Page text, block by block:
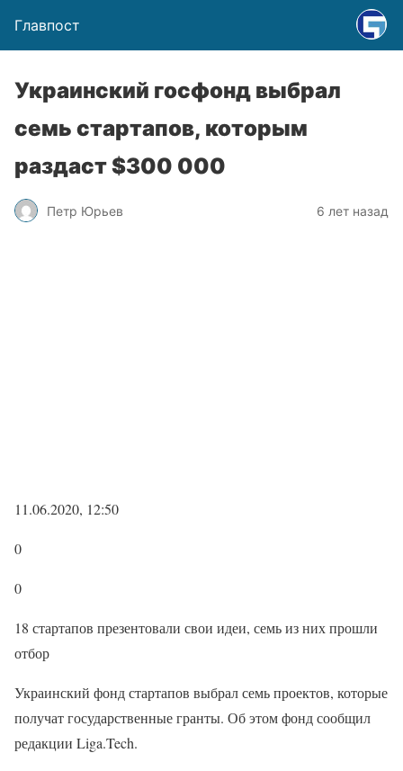
Главпост
Украинский госфонд выбрал
семь стартапов, которым
раздаст $300 000
Петр Юрьев 6 лет назад
11.06.2020, 12:50
0
0
18 стартапов презентовали свои идеи, семь из них прошли
отбор
Украинский фонд стартапов выбрал семь проектов, которые
получат государственные гранты. Об этом фонд сообщил
редакции Liga.Tech.